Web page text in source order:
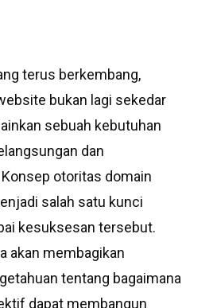
terus berkembang,
bukan lagi sekedar
sebuah kebutuhan
dan
otoritas domain
salah satu kunci
kesuksesan tersebut.
akan membagikan
tentang bagaimana
dapat membangun